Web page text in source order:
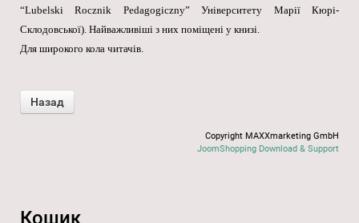
“Lubelski Rocznik Pedagogiczny” Університету Марії Кюрі-
Склодовської). Найважливіші з них поміщені у книзі.
Для широкого кола читачів.
Copyright MAXXmarketing GmbH
JoomShopping Download & Support
Кошик